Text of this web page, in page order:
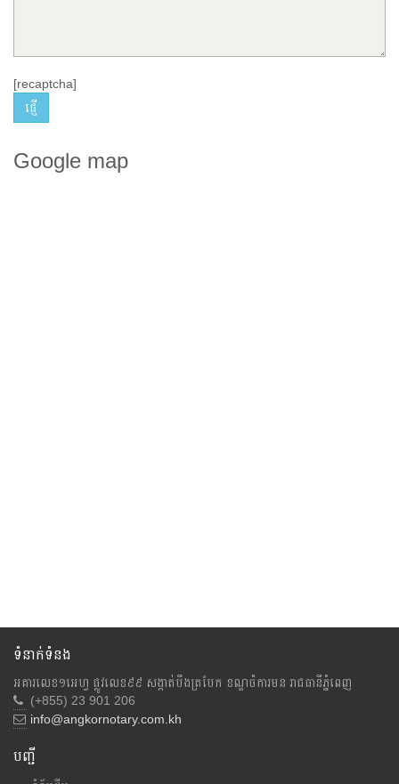
[recaptcha]
Google map
ទំនាក់ទំនង
អគារលេខ១អេហ្វ ផ្លូវលេខ៩៩ សង្កាត់បឹងត្របែក ខណ្ឌចំការមន រាជធានីភ្នំពេញ
(+855) 23 901 206
info@angkornotary.com.kh
បញ្ជី